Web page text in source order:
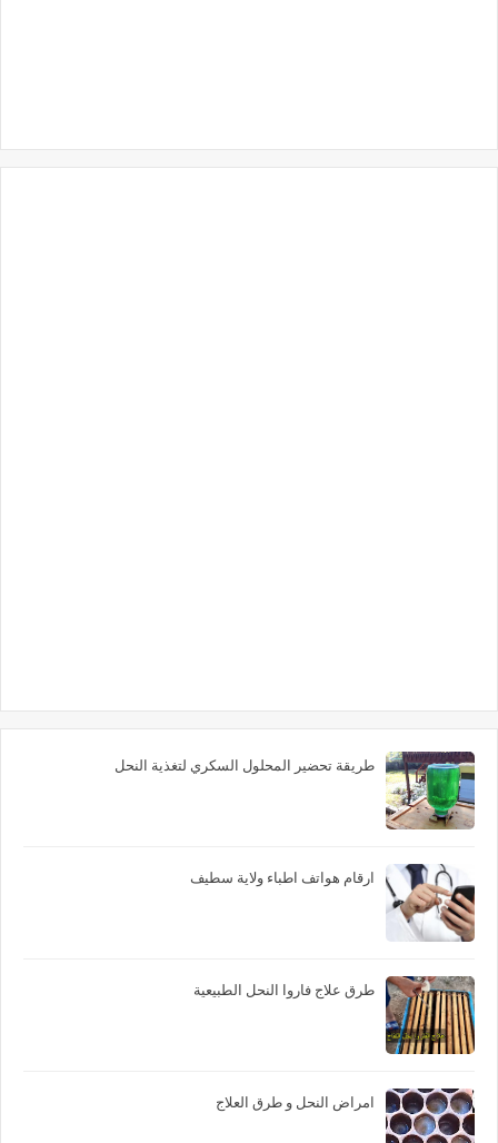
طريقة تحضير المحلول السكري لتغذية النحل
ارقام هواتف اطباء ولاية سطيف
طرق علاج فاروا النحل الطبيعية
امراض النحل و طرق العلاج